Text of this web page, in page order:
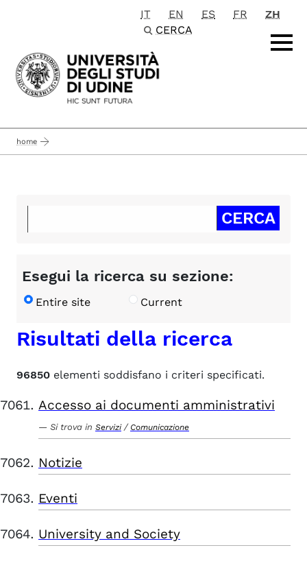
Passa al contenuto principale
IT EN ES FR
ZH
CERCA
home
Esegui la ricerca su sezione:
Entire site Current
Risultati della ricerca
96850 elementi soddisfano i criteri specificati.
Accesso ai documenti amministrativi
Si trova in Servizi / Comunicazione
Notizie
Eventi
University and Society